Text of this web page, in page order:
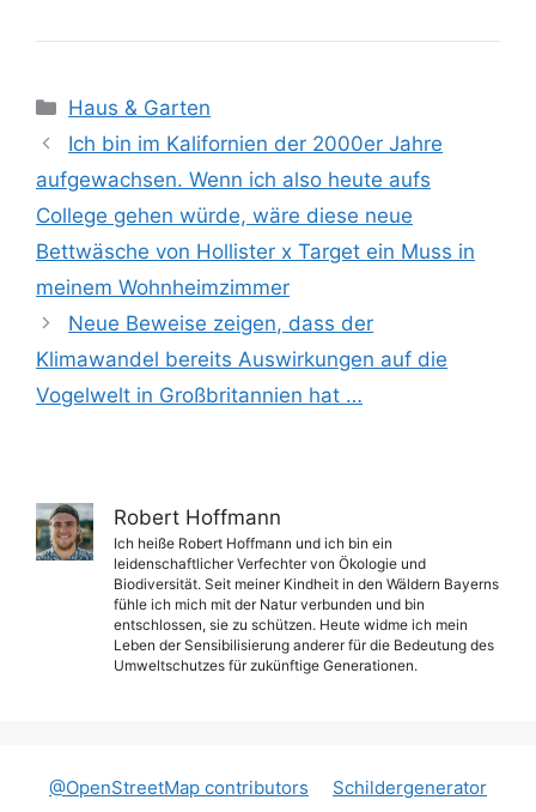
Kategorien
Haus & Garten
Ich bin im Kalifornien der 2000er Jahre
aufgewachsen. Wenn ich also heute aufs
College gehen würde, wäre diese neue
Bettwäsche von Hollister x Target ein Muss in
meinem Wohnheimzimmer
Neue Beweise zeigen, dass der
Klimawandel bereits Auswirkungen auf die
Vogelwelt in Großbritannien hat …
Robert Hoffmann
Ich heiße Robert Hoffmann und ich bin ein
leidenschaftlicher Verfechter von Ökologie und
Biodiversität. Seit meiner Kindheit in den Wäldern Bayerns
fühle ich mich mit der Natur verbunden und bin
entschlossen, sie zu schützen. Heute widme ich mein
Leben der Sensibilisierung anderer für die Bedeutung des
Umweltschutzes für zukünftige Generationen.
@OpenStreetMap contributors Schildergenerator